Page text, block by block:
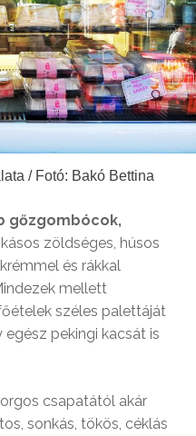
/ Fotó: Bakó Bettina
gőzgombócok,
zöldséges, húsos
és rákkal
mellett
széles palettáját
pekingi kacsát is
csapatától akár
sonkás, tökös, céklás